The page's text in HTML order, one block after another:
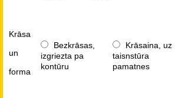
Krāsa
un
forma
Bezkrāsas,
izgriezta pa
kontūru
Krāsaina, uz
taisnstūra
pamatnes